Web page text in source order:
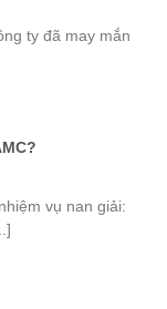
ty đã may mắn
vụ nan giải: